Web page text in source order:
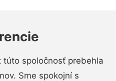
túto spoločnosť prebehla
Sme spokojní s